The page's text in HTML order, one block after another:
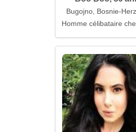
Bugojno, Bosnie-
Homme célibataire